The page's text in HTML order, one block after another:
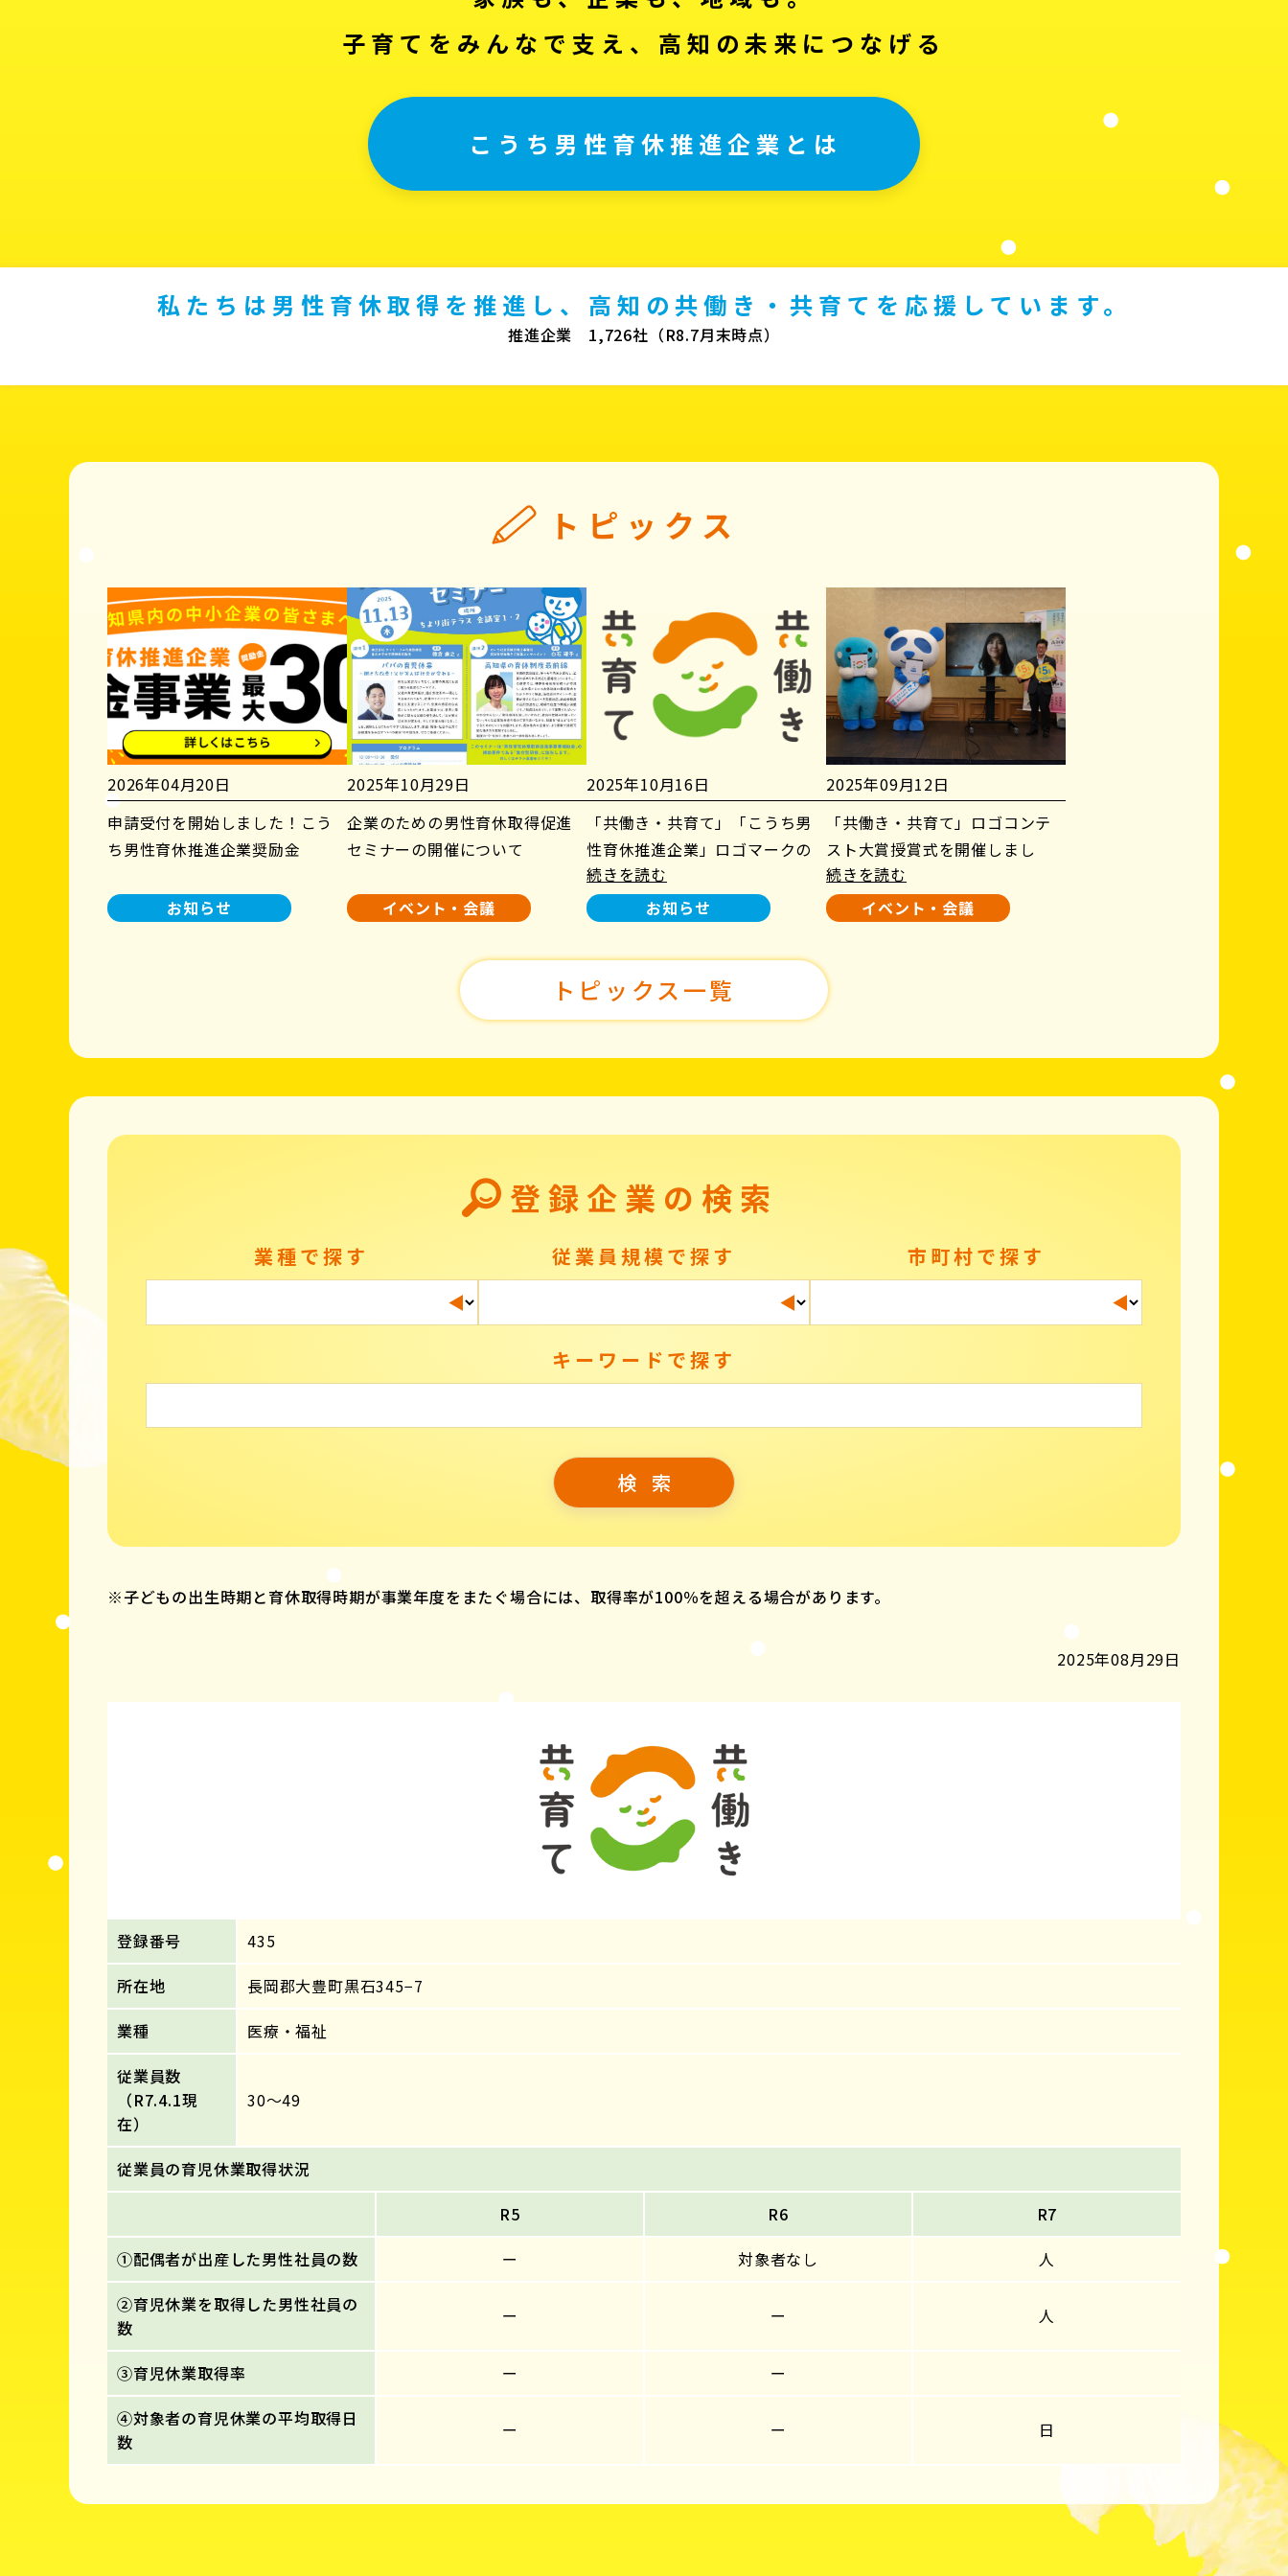
子育てをみんなで支え、高知の未来につなげる
こうち男性育休推進企業とは
私たちは男性育休取得を推進し、高知の共働き・共育てを応援しています。
推進企業 1,726社（R8.7月末時点）
トピックス
2026年04月20日
申請受付を開始しました！こう
ち男性育休推進企業奨励金
お知らせ
2025年10月29日
企業のための男性育休取得促進
セミナーの開催について
イベント・会議
2025年10月16日
「共働き・共育て」「こうち男
性育休推進企業」ロゴマークの
使用について
続きを読む
お知らせ
2025年09月12日
「共働き・共育て」ロゴコンテ
スト大賞授賞式を開催しまし
た！
続きを読む
イベント・会議
トピックス一覧
登録企業の検索
業種で探す 従業員規模で探す 市町村で探す
キーワードで探す
※子どもの出生時期と育休取得時期が事業年度をまたぐ場合には、取得率が100％を超える場合があります。
2025年08月29日
登録番号
435
所在地
長岡郡大豊町黒石345−7
業種
医療・福祉
従業員数
（R7.4.1現
在）
30～49
従業員の育児休業取得状況
R5
R6
R7
①配偶者が出産した男性社員の数
ー 対象者なし
人
②育児休業を取得した男性社員の
数
ー ー 人
③育児休業取得率 ー
ー
④対象者の育児休業の平均取得日
数
ー ー 日